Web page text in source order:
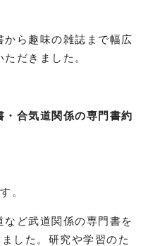
ら趣味の雑誌まで幅広
だきました。
合気道関係の専門書約
。
ど武道関係の専門書を
した。研究や学習のた